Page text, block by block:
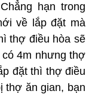
hạn trong
về lắp đặt mà
thợ điều hòa sẽ
4m nhưng thợ
đặt thì thợ điều
thợ ăn gian, bạn